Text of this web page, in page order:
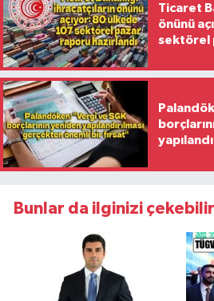
Ticaret
önünü
sektörel
Bunlar da ilginizi çekebilir